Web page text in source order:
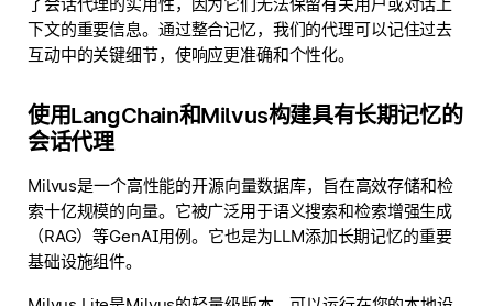
了会话代理的实用性，因为它们无法保留有关用户或对话上
下文的重要信息。通过整合记忆，我们的代理可以记住过去
互动中的关键细节，使响应更准确和个性化。
使用LangChain和Milvus构建具有长期记忆的
会话代理
Milvus是一个高性能的开源向量数据库，旨在高效存储和检
索十亿规模的向量。它被广泛用于语义搜索和检索增强生成
（RAG）等GenAI用例。它也是为LLM添加长期记忆的重要
基础设施组件。